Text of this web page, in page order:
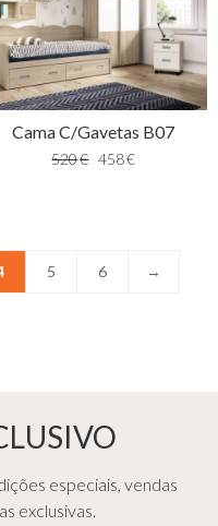
Cama C/Gavetas B07
520€ 458€
5 6 →
especiais, vendas
exclusivas.